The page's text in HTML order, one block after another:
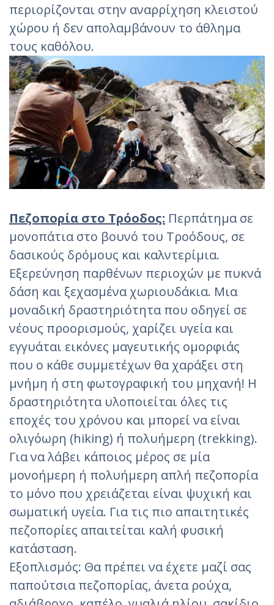
περιορίζονται στην αναρρίχηση κλειστού
χώρου ή δεν απολαμβάνουν το άθλημα
τους καθόλου.
Πεζοπορία στο Τρόοδος: Περπάτημα σε
μονοπάτια στο βουνό του Τροόδους, σε
δασικούς δρόμους και καλντερίμια.
Εξερεύνηση παρθένων περιοχών με πυκνά
δάση και ξεχασμένα χωριουδάκια. Μια
μοναδική δραστηριότητα που οδηγεί σε
νέους προορισμούς, χαρίζει υγεία και
εγγυάται εικόνες μαγευτικής ομορφιάς
που ο κάθε συμμετέχων θα χαράξει στη
μνήμη ή στη φωτογραφική του μηχανή! Η
δραστηριότητα υλοποιείται όλες τις
εποχές του χρόνου και μπορεί να είναι
ολιγόωρη (hiking) ή πολυήμερη (trekking).
Για να λάβει κάποιος μέρος σε μία
μονοήμερη ή πολυήμερη απλή πεζοπορία
το μόνο που χρειάζεται είναι ψυχική και
σωματική υγεία. Για τις πιο απαιτητικές
πεζοπορίες απαιτείται καλή φυσική
κατάσταση.
Εξοπλισμός: Θα πρέπει να έχετε μαζί σας
παπούτσια πεζοπορίας, άνετα ρούχα,